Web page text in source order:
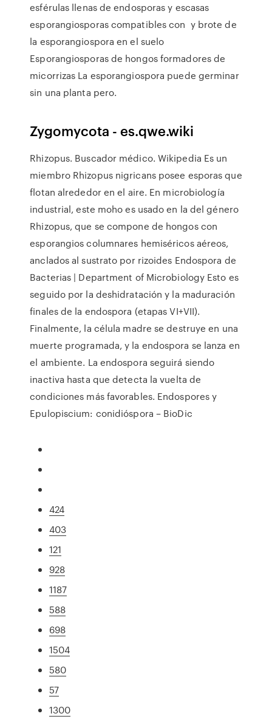
esférulas llenas de endosporas y escasas
esporangiosporas compatibles con y brote de
la esporangiospora en el suelo
Esporangiosporas de hongos formadores de
micorrizas La esporangiospora puede germinar
sin una planta pero.
Zygomycota - es.qwe.wiki
Rhizopus. Buscador médico. Wikipedia Es un
miembro Rhizopus nigricans posee esporas que
flotan alrededor en el aire. En microbiología
industrial, este moho es usado en la del género
Rhizopus, que se compone de hongos con
esporangios columnares hemiséricos aéreos,
anclados al sustrato por rizoides Endospora de
Bacterias | Department of Microbiology Esto es
seguido por la deshidratación y la maduración
finales de la endospora (etapas VI+VII).
Finalmente, la célula madre se destruye en una
muerte programada, y la endospora se lanza en
el ambiente. La endospora seguirá siendo
inactiva hasta que detecta la vuelta de
condiciones más favorables. Endospores y
Epulopiscium: conidióspora – BioDic
424
403
121
928
1187
588
698
1504
580
57
1300